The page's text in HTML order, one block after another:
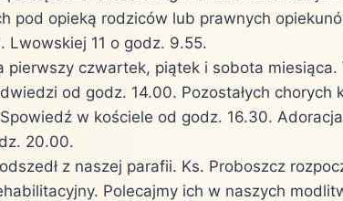
pod opieką rodziców lub prawnych
Lwowskiej 11 o godz. 9.55.
pierwszy czwartek, piątek i sobota miesiąca.
od godz. 14.00. Pozostałych chorych
w kościele od godz. 16.30.
20.00.
z naszej parafii. Ks. Proboszcz
Polecajmy ich w naszych